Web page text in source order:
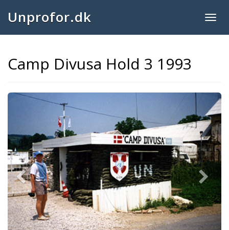
Unprofor.dk
Camp Divusa Hold 3 1993
Previous Next